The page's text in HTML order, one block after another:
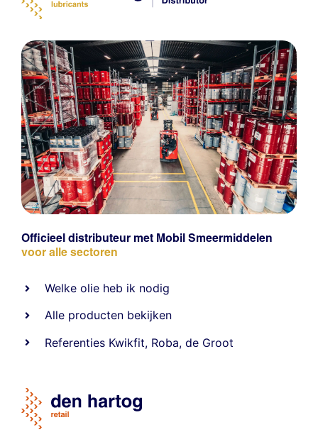
Officieel distributeur met Mobil Smeermiddelen
voor alle sectoren
Welke olie heb ik nodig
Alle producten bekijken
Referenties Kwikfit, Roba,de Groot